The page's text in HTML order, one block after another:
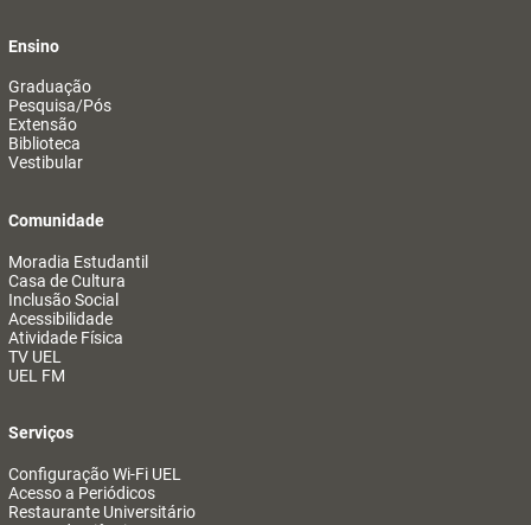
Ensino
Graduação
Pesquisa/Pós
Extensão
Biblioteca
Vestibular
Comunidade
Moradia Estudantil
Casa de Cultura
Inclusão Social
Acessibilidade
Atividade Física
TV UEL
UEL FM
Serviços
Configuração Wi-Fi UEL
Acesso a Periódicos
Restaurante Universitário